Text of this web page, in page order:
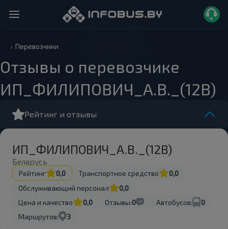
Перевозчики
Отзывы о перевозчике
ИП_ФИЛИПОВИЧ_А.В._(12В)
Рейтинг и отзывы
ИП_ФИЛИПОВИЧ_А.В._(12В)
Беларусь
Рейтинг 0,0 Транспортное средство
0,0
Обслуживающий персонал
0,0
Цена и качество
0,0 Отзывы:0 Автобусов:
0
Маршрутов:
3